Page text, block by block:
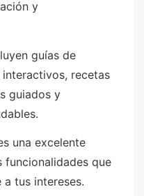
y
guías de
recetas
guiados y
una excelente
funcionalidades que
tus intereses.